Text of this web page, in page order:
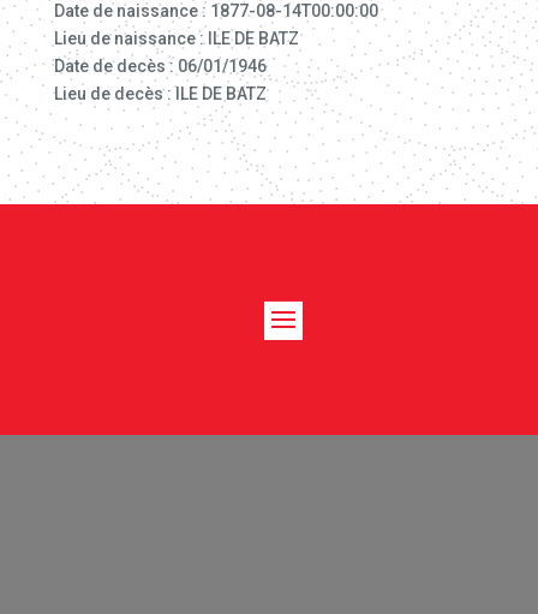
Date de naissance : 1877-08-14T00:00:00
Lieu de naissance : ILE DE BATZ
Date de decès : 06/01/1946
Lieu de decès : ILE DE BATZ